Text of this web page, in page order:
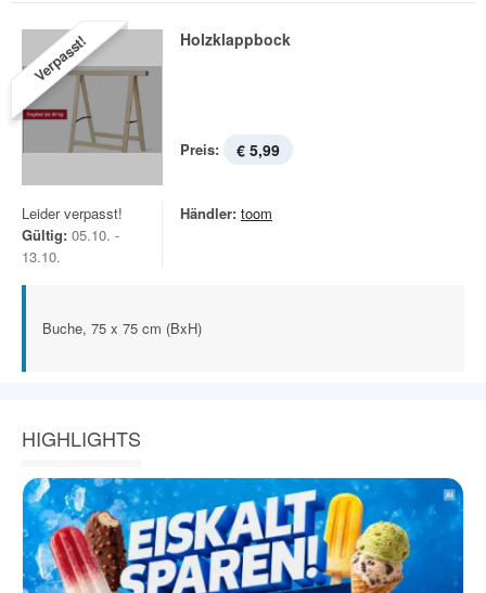
Verpasst! Holzklappbock
Preis: € 5,99
Leider verpasst!
Gültig: 05.10. -
13.10.
Händler: toom
Buche, 75 x 75 cm (BxH)
HIGHLIGHTS